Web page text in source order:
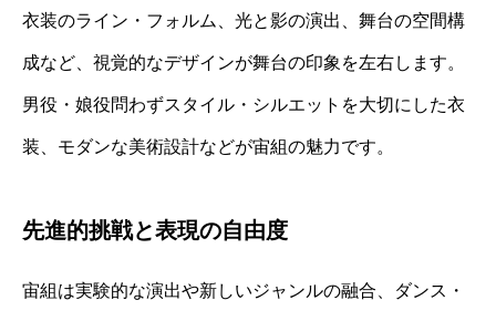
衣装のライン・フォルム、光と影の演出、舞台の空間構
成など、視覚的なデザインが舞台の印象を左右します。
男役・娘役問わずスタイル・シルエットを大切にした衣
装、モダンな美術設計などが宙組の魅力です。
先進的挑戦と表現の自由度
宙組は実験的な演出や新しいジャンルの融合、ダンス・